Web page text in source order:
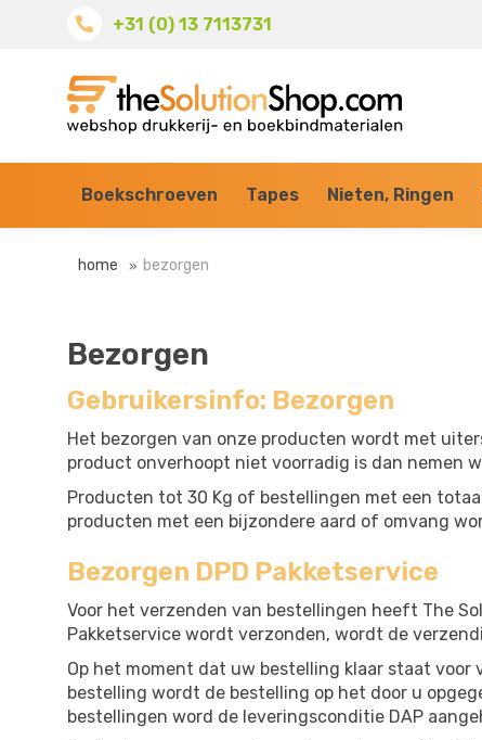
+31 (0) 13 7113731
Boekschroeven Tapes Nieten, Ringen
home bezorgen
Bezorgen
Gebruikersinfo: Bezorgen
Het bezorgen van onze producten wordt met
product onverhoopt niet voorradig is dan nemen
Producten tot 30 Kg of bestellingen met een
producten met een bijzondere aard of omvang
Bezorgen DPD Pakketservice
Voor het verzenden van bestellingen heeft The
Pakketservice wordt verzonden, wordt de
Op het moment dat uw bestelling klaar staat
bestelling wordt de bestelling op het door u
bestellingen word de leveringsconditie DAP